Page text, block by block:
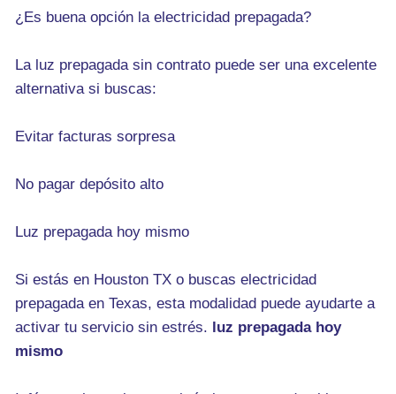
¿Es buena opción la electricidad prepagada?
La luz prepagada sin contrato puede ser una excelente
alternativa si buscas:
Evitar facturas sorpresa
No pagar depósito alto
Luz prepagada hoy mismo
Si estás en Houston TX o buscas electricidad
prepagada en Texas, esta modalidad puede ayudarte a
activar tu servicio sin estrés. luz prepagada hoy
mismo